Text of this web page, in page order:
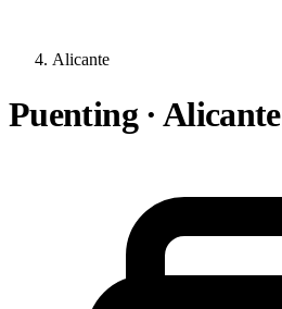
Alicante
Puenting · Alicante